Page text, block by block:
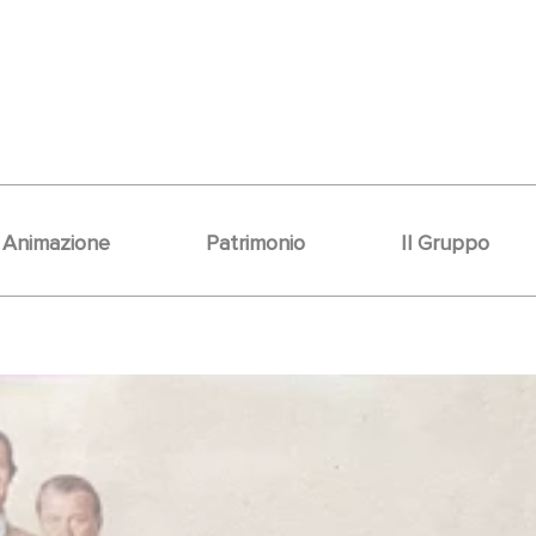
Animazione Patrimonio Il Gruppo
Film.